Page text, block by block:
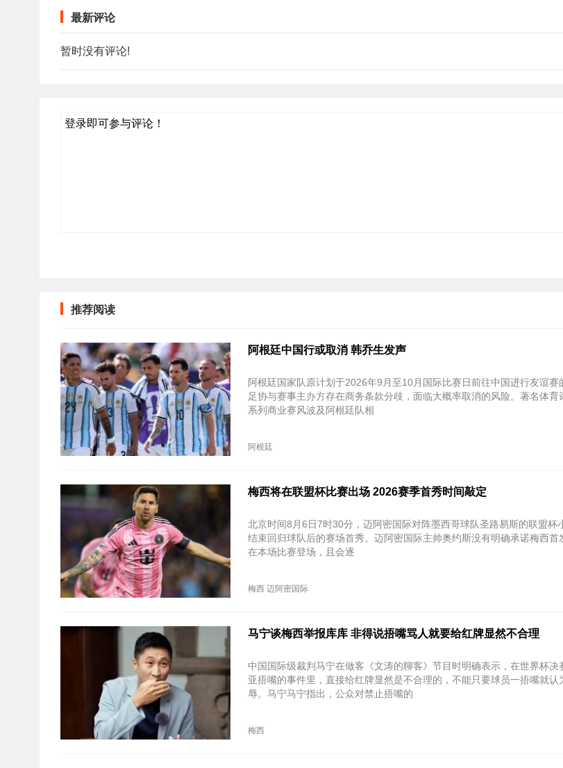
最新评论
暂时没有评论!
登录即可参与评论！
推荐阅读
阿根廷中国行或取消 韩乔生发声
阿根廷国家队原计划于2026年9月至10月国际比赛日前往中国进行友谊赛
足协与赛事主办方存在商务条款分歧，面临大概率取消的风险。著名体育
系列商业赛风波及阿根廷队相
阿根廷
梅西将在联盟杯比赛出场 2026赛季首秀时间敲定
北京时间‌8月6日7时30分‌，迈阿密国际对阵墨西哥球队圣路易斯的联盟杯
结束回归球队后的赛场首秀。迈阿密国际主帅奥约斯没有明确承诺梅西首
在本场比赛登场，且会逐
梅西 迈阿密国际
马宁谈梅西举报库库 非得说捂嘴骂人就要给红牌显然不合理
中国国际级裁判马宁在做客《文涛的聊客》节目时明确表示，在世界杯决
亚捂嘴的事件里，直接给红牌显然是不合理的，不能只要球员一捂嘴就认
辱。马宁马宁指出，公众对禁止捂嘴的
梅西